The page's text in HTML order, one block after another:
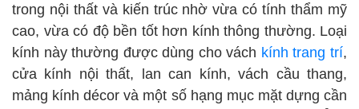
trong nội thất và kiến trúc nhờ vừa có tính thẩm mỹ
cao, vừa có độ bền tốt hơn kính thông thường. Loại
kính này thường được dùng cho vách kính trang trí,
cửa kính nội thất, lan can kính, vách cầu thang,
mảng kính décor và một số hạng mục mặt dựng cần